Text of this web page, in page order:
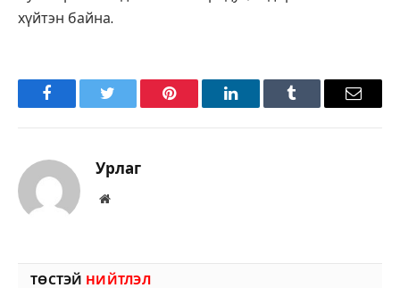
хүйтэн байна.
FacebookTwitter Pinterest LinkedInTumblr Имэйл
Урлаг
Вэбсайт
ТӨСТЭЙ НИЙТЛЭЛ